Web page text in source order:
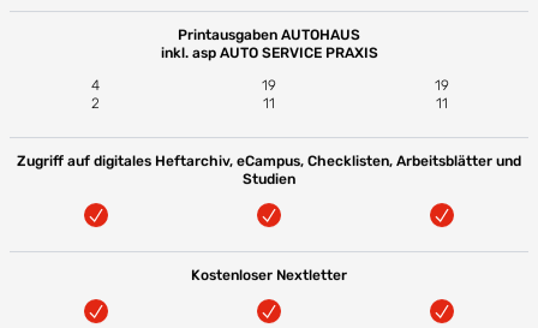
Printausgaben AUTOHAUS
inkl. asp AUTO SERVICE PRAXIS
4
2
19
11
19
11
Zugriff auf digitales Heftarchiv, eCampus, Checklisten, Arbeitsblätter und
Studien
Kostenloser Nextletter